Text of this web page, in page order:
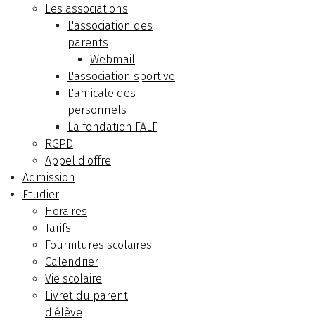
Les associations
L'association des
parents
Webmail
L'association sportive
L'amicale des
personnels
La fondation FALF
RGPD
Appel d'offre
Admission
Etudier
Horaires
Tarifs
Fournitures scolaires
Calendrier
Vie scolaire
Livret du parent
d'élève